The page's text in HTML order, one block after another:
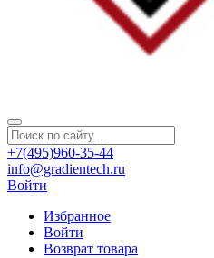
+7(495)960-35-44
info@gradientech.ru
Войти
Избранное
Войти
Возврат товара